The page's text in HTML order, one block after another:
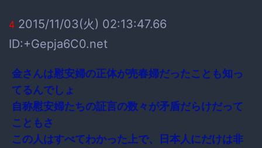
4 2015/11/03(火) 02:13:47.66
ID:+Gepja6C0.net
金さんは慰安婦の正体が売春婦だったことも知っ
てるんでしょ
自称慰安婦たちの証言の数々が矛盾だらけだって
こともさ
この人はすべてわかった上で、日本人にだけは非